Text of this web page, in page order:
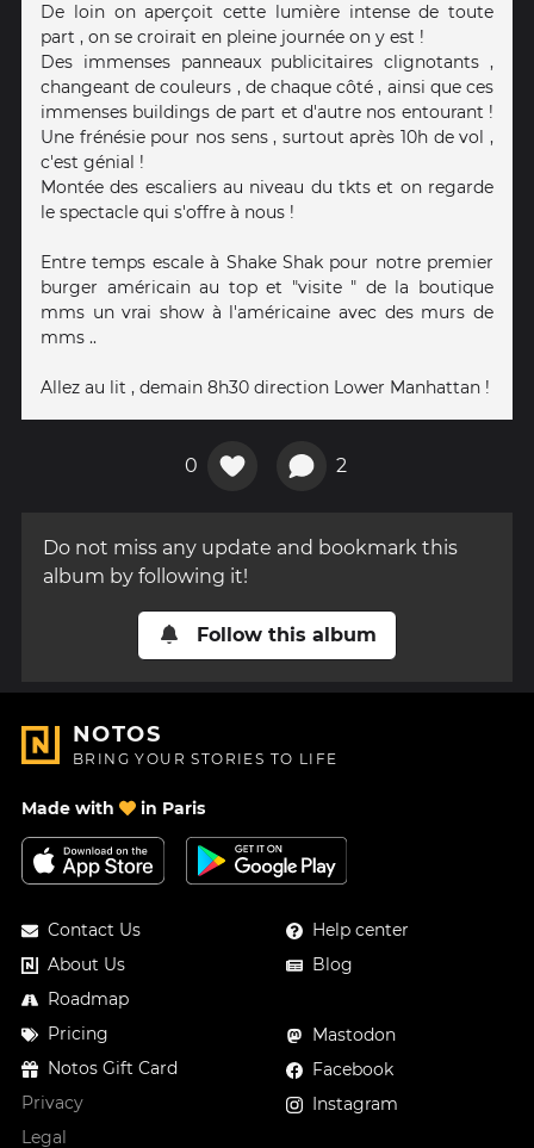
De loin on aperçoit cette lumière intense de toute
part , on se croirait en pleine journée on y est !
Des immenses panneaux publicitaires clignotants ,
changeant de couleurs , de chaque côté , ainsi que ces
immenses buildings de part et d'autre nos entourant !
Une frénésie pour nos sens , surtout après 10h de vol ,
c'est génial !
Montée des escaliers au niveau du tkts et on regarde
le spectacle qui s'offre à nous !
Entre temps escale à Shake Shak pour notre premier
burger américain au top et "visite " de la boutique
mms un vrai show à l'américaine avec des murs de
mms ..
Allez au lit , demain 8h30 direction Lower Manhattan !
0 2
Do not miss any update and bookmark this
album by following it!
Follow this album
NOTOS
BRING YOUR STORIES TO LIFE
Made with in Paris
Contact Us
About Us
Roadmap
Pricing
Notos Gift Card
Privacy
Legal
Help center
Blog
Mastodon
Facebook
Instagram